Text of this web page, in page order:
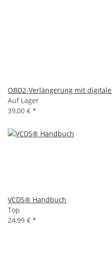
OBD2-Verlängerung mit
Auf Lager
39,00 € *
VCDS® Handbuch
Top
24,99 € *